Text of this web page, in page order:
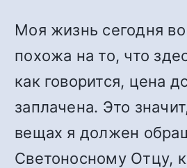
Моя жизнь сегодня
похожа на то, что
как говорится, цена
заплачена. Это
вещах я должен
Светоносному Отцу,